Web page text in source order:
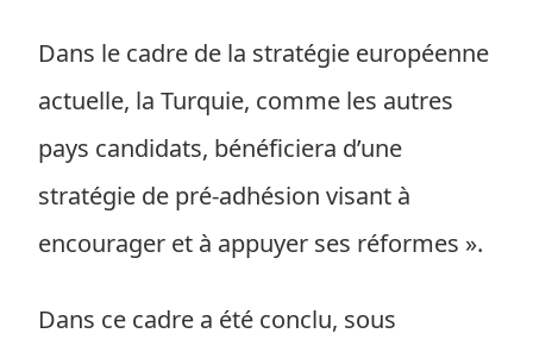
Dans le cadre de la stratégie européenne
actuelle, la Turquie, comme les autres
pays candidats, bénéficiera d’une
stratégie de pré-adhésion visant à
encourager et à appuyer ses réformes ».
Dans ce cadre a été conclu, sous